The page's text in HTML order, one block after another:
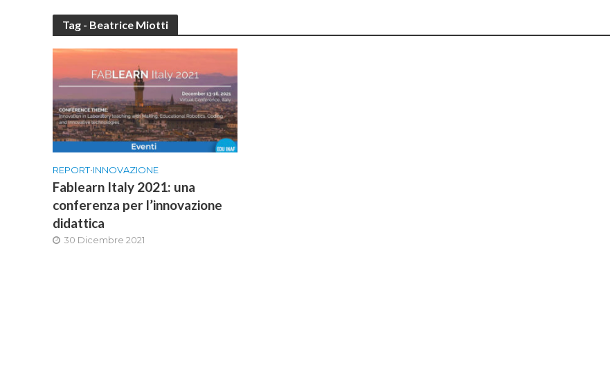
Tag - Beatrice Miotti
REPORT•INNOVAZIONE
Fablearn Italy 2021: una
conferenza per l’innovazione
didattica
30 Dicembre 2021